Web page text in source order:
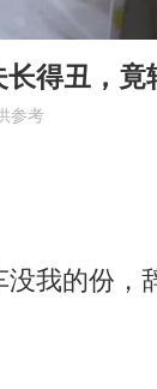
我国编制完
郑国霖回应
东方甄选被
得丑，
参考
我的份，